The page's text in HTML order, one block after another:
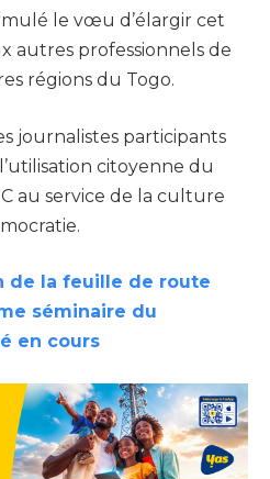
le vœu d’élargir cet
autres professionnels de
régions du Togo.
journalistes participants
citoyenne du
au service de la culture
de la feuille de route
séminaire du
en cours